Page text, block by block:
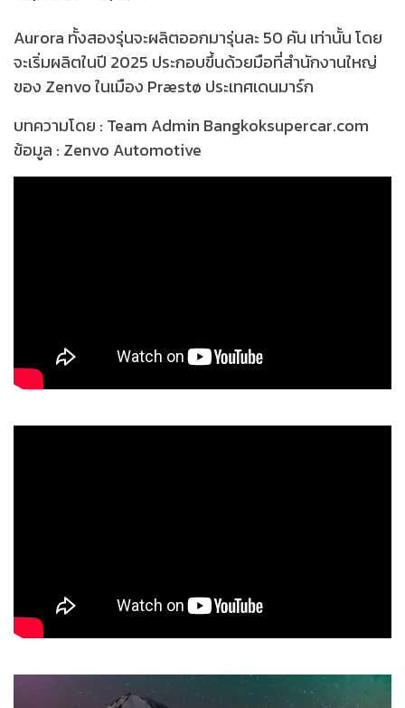
Aurora ทั้งสองรุ่นจะผลิตออกมารุ่นละ 50 คัน เท่านั้น โดย
จะเริ่มผลิตในปี 2025 ประกอบขึ้นด้วยมือที่สำนักงานใหญ่
ของ Zenvo ในเมือง Præstø ประเทศเดนมาร์ก
บทความโดย : Team Admin Bangkoksupercar.com
ข้อมูล : Zenvo Automotive